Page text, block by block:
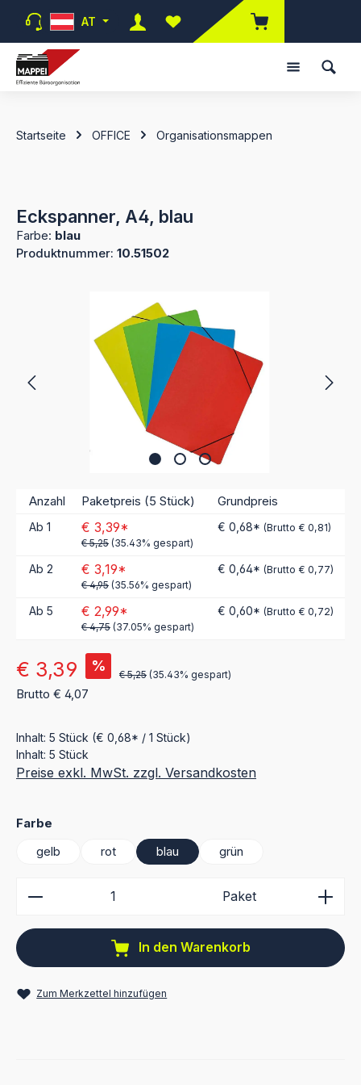
Zum Hauptinhalt springen
AT
Du hast 0 Produkte auf dem
Startseite OFFICE Organisationsmappen
Eckspanner, A4, blau
Farbe: blau
Produktnummer: 10.51502
Bildergalerie überspringen
Anzahl Paketpreis (5 Stück) Grundpreis
Ab 1 € 3,39*
€ 5,25 (35.43% gespart)
€ 0,68* (Brutto € 0,81)
Ab 2 € 3,19*
€ 4,95 (35.56% gespart)
€ 0,64* (Brutto € 0,77)
Ab 5 € 2,99*
€ 4,75 (37.05% gespart)
€ 0,60* (Brutto € 0,72)
Verkaufspreis:
€ 3,39 %
€ 5,25 (35.43% gespart)
Brutto € 4,07
Inhalt: 5 Stück (€ 0,68* / 1 Stück)
Inhalt: 5 Stück
Preise exkl. MwSt. zzgl. Versandkosten
Farbe
gelb
rot blau grün
Produkt Anzahl: Gib den gewünschten Wert ein
Paket
In den Warenkorb
Zum Merkzettel hinzufügen